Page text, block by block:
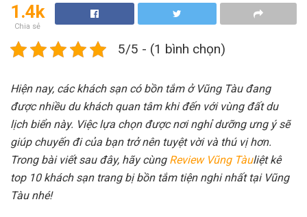
1.4k
Chia sẻ
5/5 - (1 bình chọn)
Hiện nay, các khách sạn có bồn tắm ở Vũng Tàu đang
được nhiều du khách quan tâm khi đến với vùng đất du
lịch biển này. Việc lựa chọn được nơi nghỉ dưỡng ưng ý sẽ
giúp chuyến đi của bạn trở nên tuyệt vời và thú vị hơn.
Trong bài viết sau đây, hãy cùng Review Vũng Tàuliệt kê
top 10 khách sạn trang bị bồn tắm tiện nghi nhất tại Vũng
Tàu nhé!